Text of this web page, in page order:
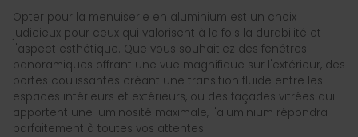
Opter pour la menuiserie en aluminium est un choix
judicieux pour ceux qui valorisent à la fois la durabilité et
l'aspect esthétique. Que vous souhaitiez des fenêtres
panoramiques offrant une vue magnifique sur l'extérieur, des
portes coulissantes créant une transition fluide entre les
espaces intérieurs et extérieurs, ou des façades vitrées qui
apportent une luminosité maximale, l'aluminium répondra
parfaitement à toutes vos attentes.